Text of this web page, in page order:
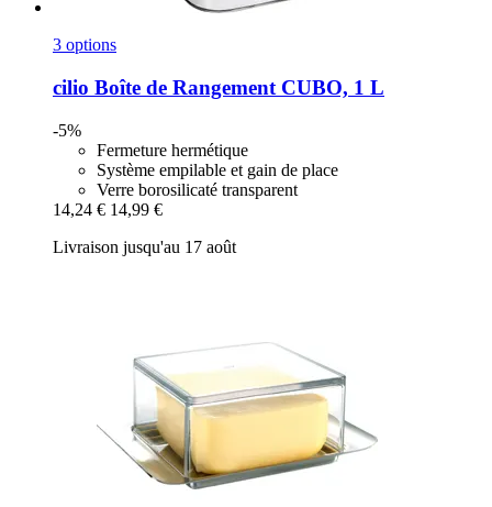
3 options
cilio Boîte de Rangement CUBO, 1 L
-5%
Fermeture hermétique
Système empilable et gain de place
Verre borosilicaté transparent
14,24 € 14,99 €
Livraison jusqu'au 17 août